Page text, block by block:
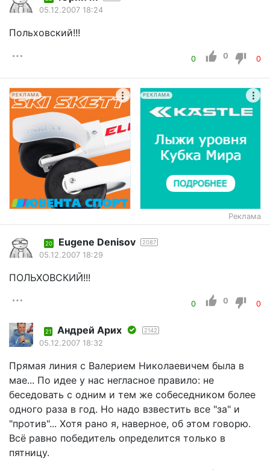
05.12.2007 18:24
Польховский!!!
0 0 0
РЕКЛАМА РЕКЛАМА
Реклама
20 Eugene Denisov 2087
05.12.2007 18:29
ПОЛЬХОВСКИЙ!!!
0 0 0
21 Андрей Арих 2142
05.12.2007 18:32
Прямая линия с Валерием Николаевичем была в
мае... По идее у нас негласное правило: не
беседовать с одним и тем же собеседником более
одного раза в год. Но надо взвестить все "за" и
"против"... Хотя рано я, наверное, об этом говорю.
Всё равно победитель определится только в
пятницу.